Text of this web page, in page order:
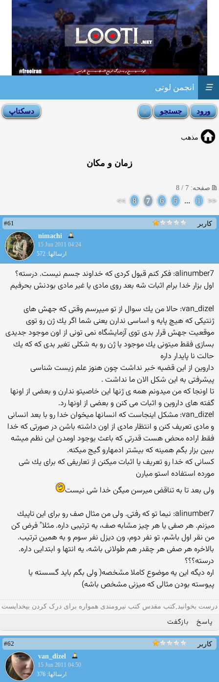
انجمن لوتی ☰
مذهب
زمان و مکان
صفحه: 7 / 8
<<
1
...
5
6
7
8
>>
کاربر
#61
nimachi
15 Jun 2011 04:24
ارسالها: 572
alinumber7: فكر كنم قبول كردی كه خداوند جسم نیست. درسته؟
اول بزار خدا برام اثبات شه بعد روی مادی یا غیر مادی بودنش بحرفیم
van_dizel: حالا من یك سوال از تو میپرسم وقتی كه جهش های
ژنتیكی كه هیچ پایه و اساسی ندارن یعنی شما اگر یك ژن رو توی
موقعیت جهش قرار بدی توی آزمایشگاه نمی تونی از اون موجود جدیدی
بسازی فقط میتونی یك موجود یا ژن رو به شكلی تغیر بدی كه كه یك
حالت نا پایدار داره
داروین از این قضیه خبر نداشت چون هنوز علم زیست شناسی
پیشرفتی به این شكل الان ما نداشت .
تا اونجا كه من میدونم همه ی ژنها این خاصیتو ندارن و بعضی از اونها
گفته های داروین و اثبات می كنن و بعضی از اونها رد.
van_dizel: مشكل اینجاست كه انسانها میخوان خدا رو با بعد انسانی
و مادی تعریف كنن و انتظار مادی از اون داشته باشن در صورتی كه خدا
فقط اراده محض هست قدرتی كه باعث بوجود اومدن این نظم میشه
ببین بزار بگم همینه كه بیشتر ادمهارو گیج میكنه.
كسانی كه خدا رو تعریف یا اثبات میكنن از تعاریفی كه برای یك شی
مورده استفاده استو میارن
ولی بعد تا به تناقض میرسن میگن خدا شی نیست
alinumber7: نیما تو كه رفتی. ولی من مثال صف رو برای این تاپیك
میزنم. هر صفی یا هر چیز مشابه صف، یه ترتیبی داره. مثلا" فرض كن
من نقر اول باشم، تو نفر دوم، ون دیزل نفر سوم و به همین ترتیب.
بالاخره هر صفی هر چقدر هم طولانی باشه، یه انتها و ابتدایی داره.
درسته؟؟؟
اره دیگه این یه موضوع كاملا مشخصه( ولی بگم باید گسسته یا
پیوسته بودن مثالی كه میزنی مشخص باشه)
درست بخوانید,کتب مقدس کتب نیرومندی همواره برای درک کردن بیخدایست
پاسخ بازگفت
کاربر
#62
van_dizel
15 Jun 2011 04:50
ارسالها: 376